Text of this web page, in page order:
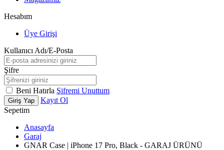
Hesabım
Üye Girişi
Kullanıcı Adı/E-Posta
Şifre
Beni Hatırla Şifremi Unuttum
Giriş Yap
Kayıt Ol
Sepetim
Anasayfa
Garaj
GNAR Case | iPhone 17 Pro, Black - GARAJ ÜRÜNÜ